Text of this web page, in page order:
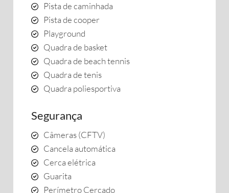
Pista de caminhada
Pista de cooper
Playground
Quadra de basket
Quadra de beach tennis
Quadra de tenis
Quadra poliesportiva
Segurança
Câmeras (CFTV)
Cancela automática
Cerca elétrica
Guarita
Perímetro Cercado